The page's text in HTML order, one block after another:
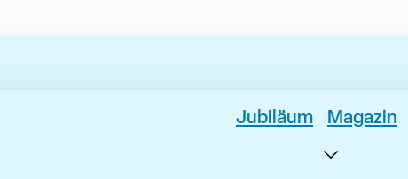
Jubiläum Magazin